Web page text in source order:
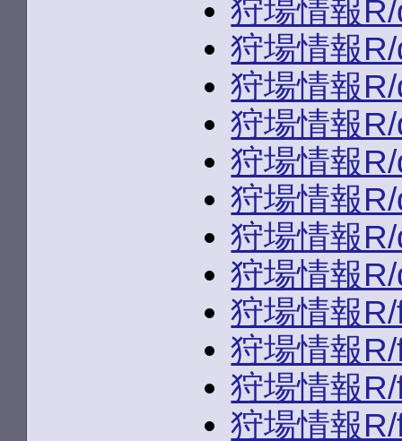
狩場情報
狩場情報
狩場情報
狩場情報
狩場情報
狩場情報
狩場情報
狩場情報
狩場情報
狩場情報
狩場情報
狩場情報